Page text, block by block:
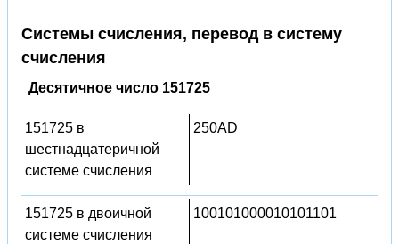
Системы счисления, перевод в систему
счисления
Десятичное число 151725
151725 в
шестнадцатеричной
системе счисления
250AD
151725 в двоичной
системе счисления
100101000010101101